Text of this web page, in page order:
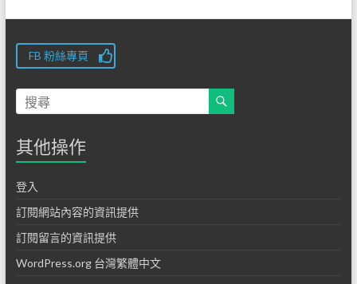
FB 粉絲專頁
其他操作
登入
訂閱網站內容的資訊提供
訂閱留言的資訊提供
WordPress.org 台灣繁體中文